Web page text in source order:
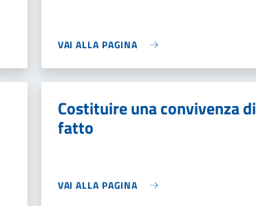
VAI ALLA PAGINA
Costituire una convivenza di
fatto
VAI ALLA PAGINA